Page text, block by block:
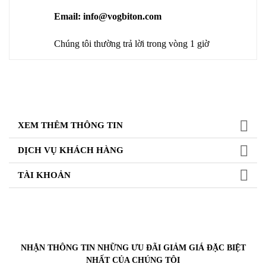
Email: info@vogbiton.com
Chúng tôi thường trả lời trong vòng 1 giờ
XEM THÊM THÔNG TIN
DỊCH VỤ KHÁCH HÀNG
TÀI KHOẢN
NHẬN THÔNG TIN NHỮNG ƯU ĐÃI GIẢM GIÁ ĐẶC BIỆT
NHẤT CỦA CHÚNG TÔI